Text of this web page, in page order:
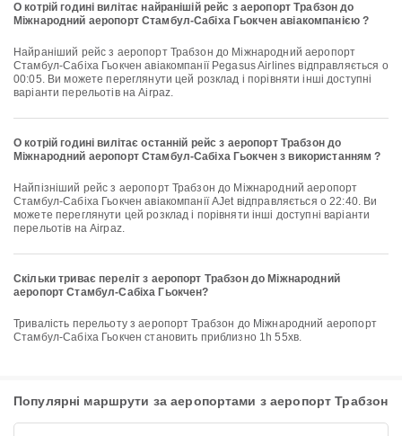
О котрій годині вилітає найранішій рейс з аеропорт Трабзон до
Міжнародний аеропорт Стамбул-Сабіха Гьокчен авіакомпанією ?
Найраніший рейс з аеропорт Трабзон до Міжнародний аеропорт
Стамбул-Сабіха Гьокчен авіакомпанії Pegasus Airlines відправляється о
00:05. Ви можете переглянути цей розклад і порівняти інші доступні
варіанти перельотів на Airpaz.
О котрій годині вилітає останній рейс з аеропорт Трабзон до
Міжнародний аеропорт Стамбул-Сабіха Гьокчен з використанням ?
Найпізніший рейс з аеропорт Трабзон до Міжнародний аеропорт
Стамбул-Сабіха Гьокчен авіакомпанії AJet відправляється о 22:40. Ви
можете переглянути цей розклад і порівняти інші доступні варіанти
перельотів на Airpaz.
Скільки триває переліт з аеропорт Трабзон до Міжнародний
аеропорт Стамбул-Сабіха Гьокчен?
Тривалість перельоту з аеропорт Трабзон до Міжнародний аеропорт
Стамбул-Сабіха Гьокчен становить приблизно 1h 55хв.
Популярні маршрути за аеропортами з аеропорт Трабзон